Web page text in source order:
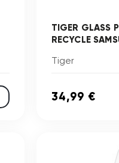
TIGER GLASS
RECYCLE
Tiger
34,99 €